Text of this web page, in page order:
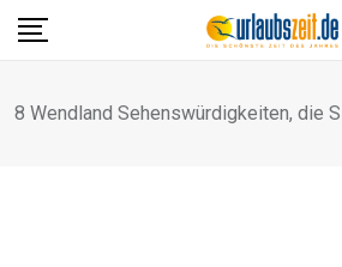
Skip
8 Wendland Sehenswürdigkeiten, die